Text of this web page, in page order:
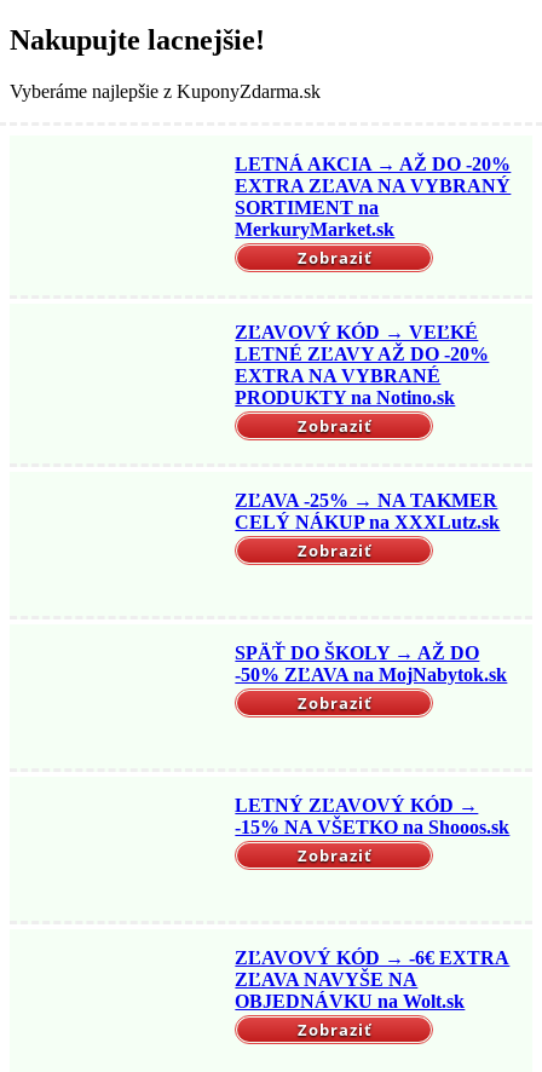
Nakupujte lacnejšie!
Vyberáme najlepšie z KuponyZdarma.sk
LETNÁ AKCIA → AŽ DO -20%
EXTRA ZĽAVA NA VYBRANÝ
SORTIMENT na
MerkuryMarket.sk
Zobraziť
ZĽAVOVÝ KÓD → VEĽKÉ
LETNÉ ZĽAVY AŽ DO -20%
EXTRA NA VYBRANÉ
PRODUKTY na Notino.sk
Zobraziť
ZĽAVA -25% → NA TAKMER
CELÝ NÁKUP na XXXLutz.sk
Zobraziť
SPÄŤ DO ŠKOLY → AŽ DO
-50% ZĽAVA na MojNabytok.sk
Zobraziť
LETNÝ ZĽAVOVÝ KÓD →
-15% NA VŠETKO na Shooos.sk
Zobraziť
ZĽAVOVÝ KÓD → -6€ EXTRA
ZĽAVA NAVYŠE NA
OBJEDNÁVKU na Wolt.sk
Zobraziť